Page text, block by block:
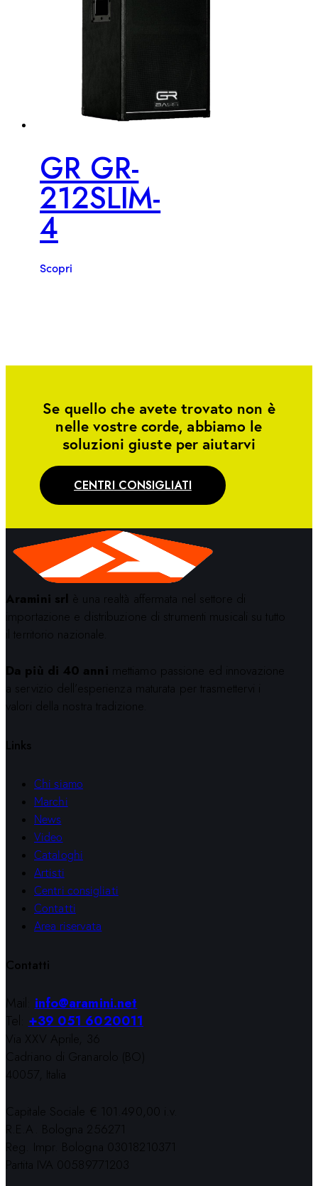
GR GR-
212SLIM-
4
Scopri
Se quello che avete trovato non è
nelle vostre corde, abbiamo le
soluzioni giuste per aiutarvi
CENTRI CONSIGLIATI
Aramini srl è una realtà affermata nel settore di
importazione e distribuzione di strumenti musicali su tutto
il territorio nazionale.
Da più di 40 anni mettiamo passione ed innovazione
a servizio dell’esperienza maturata per trasmettervi i
valori della nostra tradizione.
Links
Chi siamo
Marchi
News
Video
Cataloghi
Artisti
Centri consigliati
Contatti
Area riservata
Contatti
Mail:info@aramini.net
Tel:+39 051 6020011
Via XXV Aprile, 36
Cadriano di Granarolo (BO)
40057, Italia
Capitale Sociale € 101.490,00 i.v.
R.E.A. Bologna 256271
Reg. Impr. Bologna 03018210371
Partita IVA 00589771203